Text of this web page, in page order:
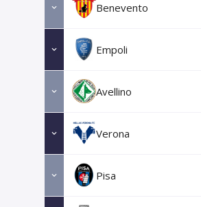
Benevento
Empoli
Avellino
Verona
Pisa